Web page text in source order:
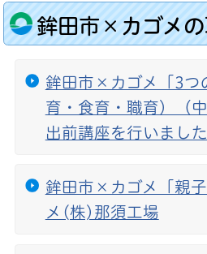
鉾田市×カゴメ
鉾田市×カゴメ「3つ
育・食育・職育）（
出前講座を行いました
鉾田市×カゴメ「親
メ(株)那須工場